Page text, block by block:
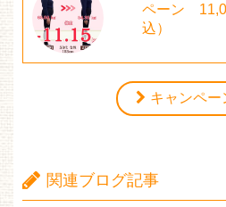
ペーン
込）
キャンペー
関連ブログ記事